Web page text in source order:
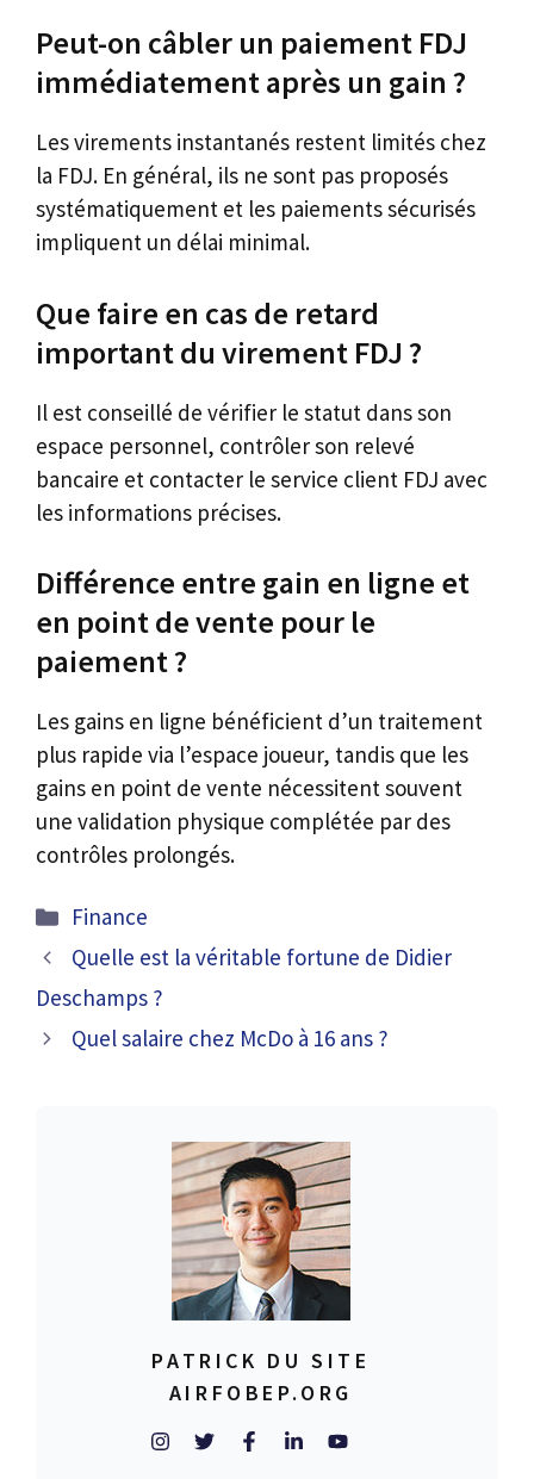
Peut-on câbler un paiement FDJ
immédiatement après un gain ?
Les virements instantanés restent limités chez
la FDJ. En général, ils ne sont pas proposés
systématiquement et les paiements sécurisés
impliquent un délai minimal.
Que faire en cas de retard
important du virement FDJ ?
Il est conseillé de vérifier le statut dans son
espace personnel, contrôler son relevé
bancaire et contacter le service client FDJ avec
les informations précises.
Différence entre gain en ligne et
en point de vente pour le
paiement ?
Les gains en ligne bénéficient d’un traitement
plus rapide via l’espace joueur, tandis que les
gains en point de vente nécessitent souvent
une validation physique complétée par des
contrôles prolongés.
Catégories
Finance
Quelle est la véritable fortune de Didier
Deschamps ?
Quel salaire chez McDo à 16 ans ?
PATRICK DU SITE
AIRFOBEP.ORG